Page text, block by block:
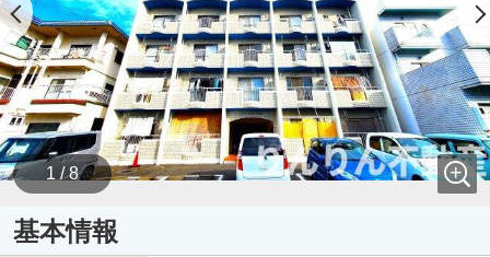
1 / 8
基本情報